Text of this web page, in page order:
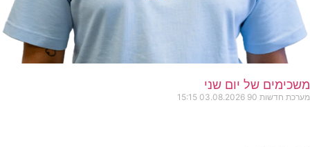
משכימים של יום שני
מערכת חדשות 90 03.08.2026
15:15